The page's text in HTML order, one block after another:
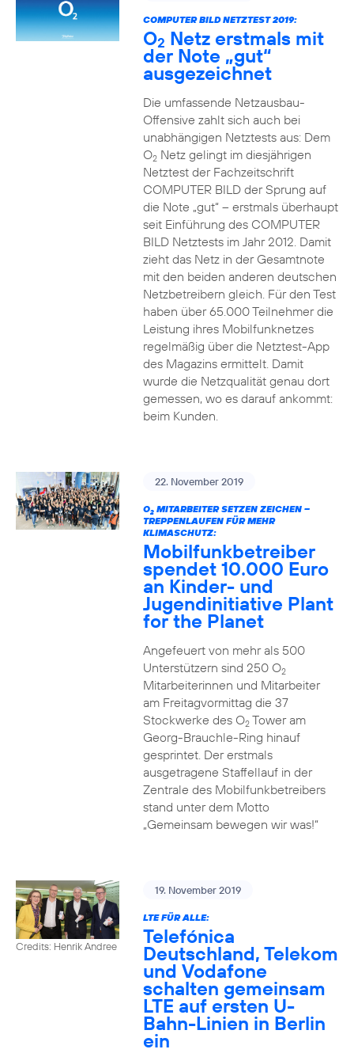
COMPUTER BILD NETZTEST 2019:
O2 Netz erstmals mit
der Note „gut“
ausgezeichnet
Die umfassende Netzausbau-
Offensive zahlt sich auch bei
unabhängigen Netztests aus: Dem
O2Netz gelingt im diesjährigen
Netztest der Fachzeitschrift
COMPUTER BILD der Sprung auf
die Note „gut“ – erstmals überhaupt
seit Einführung des COMPUTER
BILD Netztests im Jahr 2012. Damit
zieht das Netz in der Gesamtnote
mit den beiden anderen deutschen
Netzbetreibern gleich. Für den Test
haben über 65.000 Teilnehmer die
Leistung ihres Mobilfunknetzes
regelmäßig über die Netztest-App
des Magazins ermittelt. Damit
wurde die Netzqualität genau dort
gemessen, wo es darauf ankommt:
beim Kunden.
22. November 2019
O2MITARBEITER SETZEN ZEICHEN –
TREPPENLAUFEN FÜR MEHR
KLIMASCHUTZ:
Mobilfunkbetreiber
spendet 10.000 Euro
an Kinder- und
Jugendinitiative Plant
for the Planet
Angefeuert von mehr als 500
Unterstützern sind 250 O2
Mitarbeiterinnen und Mitarbeiter
am Freitagvormittag die 37
Stockwerke des O2Tower am
Georg-Brauchle-Ring hinauf
gesprintet. Der erstmals
ausgetragene Staffellauf in der
Zentrale des Mobilfunkbetreibers
stand unter dem Motto
„Gemeinsam bewegen wir was!“
Credits: Henrik Andree
19. November 2019
LTE FÜR ALLE:
Telefónica
Deutschland, Telekom
und Vodafone
schalten gemeinsam
LTE auf ersten U-
Bahn-Linien in Berlin
ein